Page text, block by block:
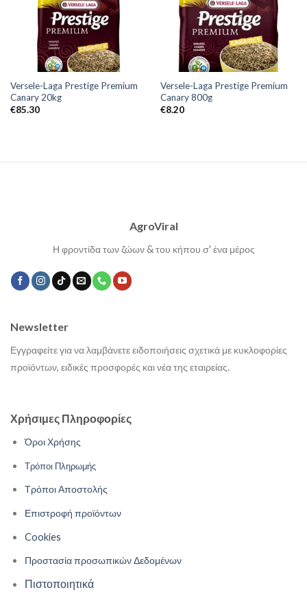
Versele-Laga Prestige Premium
Canary 20kg
€85.30
Versele-Laga Prestige Premium
Canary 800g
€8.20
AgroViral
Η φροντίδα των ζώων & του κήπου σ' ένα μέρος
Χρήσιμες Πληροφορίες
Όροι Χρήσης
Τρόποι Πληρωμής
Τρόποι Αποστολής
Επιστροφή προϊόντων
Cookies
Προστασία προσωπικών Δεδομένων
Πιστοποιητικά
Newsletter
Εγγραφείτε για να λαμβάνετε ειδοποιήσεις σχετικά με κυκλοφορίες
προϊόντων, ειδικές προσφορές και νέα της εταιρείας.